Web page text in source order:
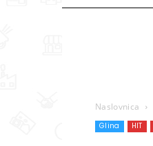
Naslovnica
Glina HIT